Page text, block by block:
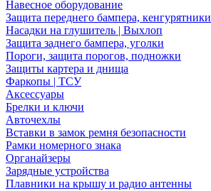
Навесное оборудование
Защита переднего бампера, кенгурятники
Насадки на глушитель | Выхлоп
Защита заднего бампера, уголки
Пороги, защита порогов, подножки
Защиты картера и днища
Фаркопы | ТСУ
Аксессуары
Брелки и ключи
Авточехлы
Вставки в замок ремня безопасности
Рамки номерного знака
Органайзеры
Зарядные устройства
Плавники на крышу и радио антенны